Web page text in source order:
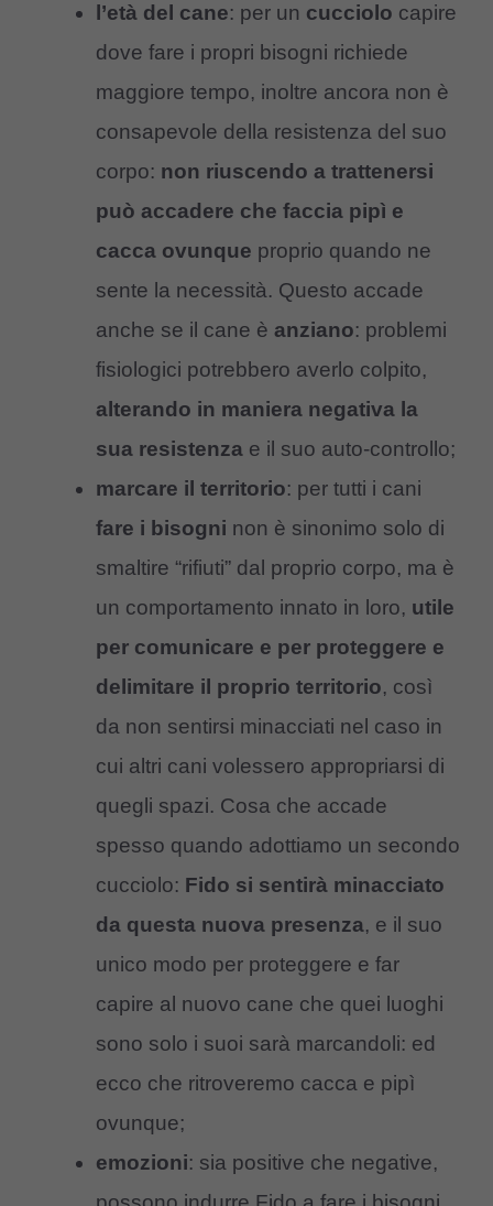
l’età del cane: per un cucciolo capire
dove fare i propri bisogni richiede
maggiore tempo, inoltre ancora non è
consapevole della resistenza del suo
corpo: non riuscendo a trattenersi
può accadere che faccia pipì e
cacca ovunque proprio quando ne
sente la necessità. Questo accade
anche se il cane è anziano: problemi
fisiologici potrebbero averlo colpito,
alterando in maniera negativa la
sua resistenza e il suo auto-controllo;
marcare il territorio: per tutti i cani
fare i bisogni non è sinonimo solo di
smaltire “rifiuti” dal proprio corpo, ma è
un comportamento innato in loro, utile
per comunicare e per proteggere e
delimitare il proprio territorio, così
da non sentirsi minacciati nel caso in
cui altri cani volessero appropriarsi di
quegli spazi. Cosa che accade
spesso quando adottiamo un secondo
cucciolo: Fido si sentirà minacciato
da questa nuova presenza, e il suo
unico modo per proteggere e far
capire al nuovo cane che quei luoghi
sono solo i suoi sarà marcandoli: ed
ecco che ritroveremo cacca e pipì
ovunque;
emozioni: sia positive che negative,